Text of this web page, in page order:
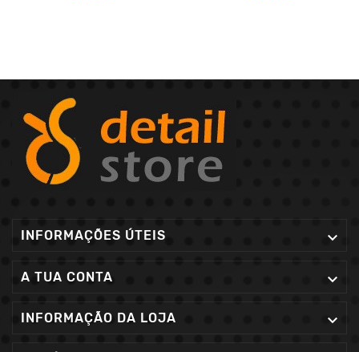
INFORMAÇÕES ÚTEIS 
A TUA CONTA 
INFORMAÇÃO DA LOJA 